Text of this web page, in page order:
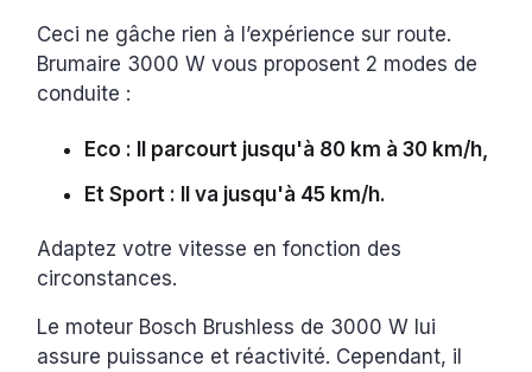
Ceci ne gâche rien à l’expérience sur route.
Brumaire 3000 W vous proposent 2 modes de
conduite :
Eco : Il parcourt jusqu'à 80 km à 30 km/h,
Et Sport : Il va jusqu'à 45 km/h.
Adaptez votre vitesse en fonction des
circonstances.
Le moteur Bosch Brushless de 3000 W lui
assure puissance et réactivité. Cependant, il